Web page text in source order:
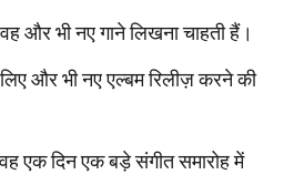
और भी नए गाने लिखना चाहती हैं।
और भी नए एल्बम रिलीज़ करने की
एक दिन एक बड़े संगीत समारोह में